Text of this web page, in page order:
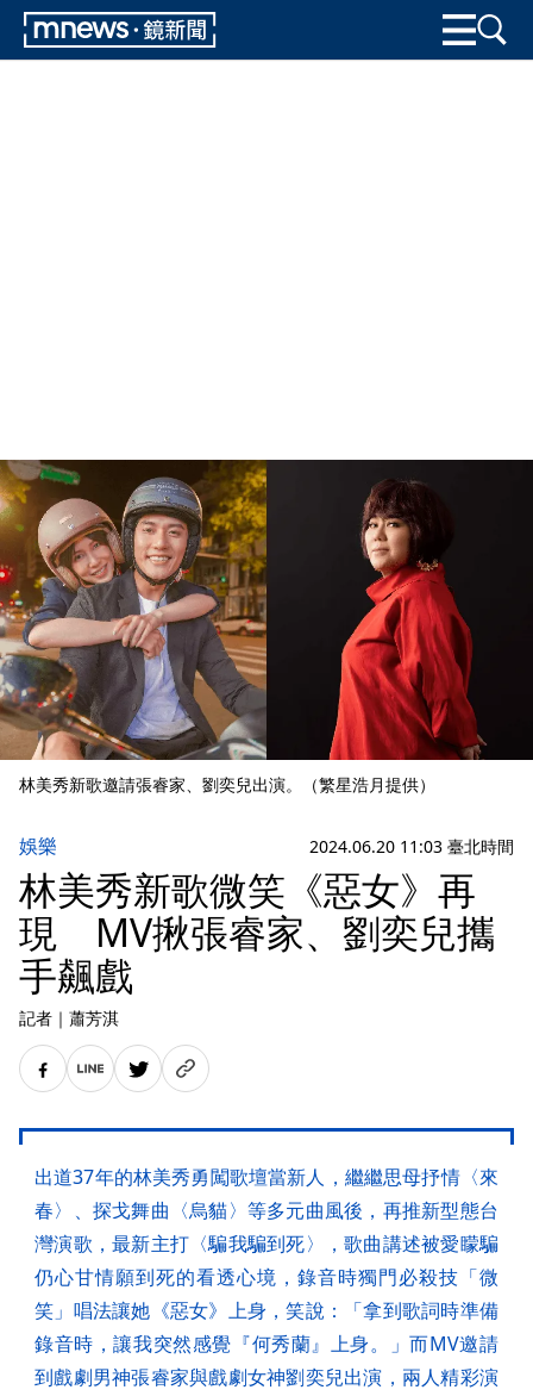
林美秀新歌邀請張睿家、劉奕兒出演。（繁星浩月提供）
娛樂 2024.06.20 11:03 臺北時間
林美秀新歌微笑《惡女》再
現 MV揪張睿家、劉奕兒攜
手飆戲
記者 ｜ 蕭芳淇
出道37年的林美秀勇闖歌壇當新人，繼繼思母抒情〈來
春〉、探戈舞曲〈烏貓〉等多元曲風後，再推新型態台
灣演歌，最新主打〈騙我騙到死〉，歌曲講述被愛矇騙
仍心甘情願到死的看透心境，錄音時獨門必殺技「微
笑」唱法讓她《惡女》上身，笑說：「拿到歌詞時準備
錄音時，讓我突然感覺『何秀蘭』上身。」而MV邀請
到戲劇男神張睿家與戲劇女神劉奕兒出演，兩人精彩演